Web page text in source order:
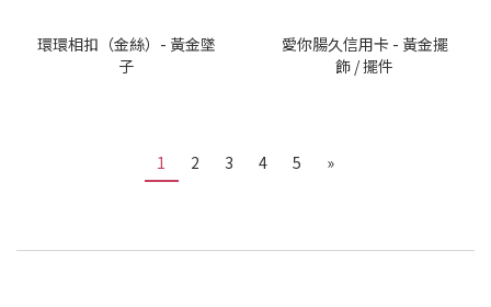
環環相扣（金絲）- 黃金墜
子
愛你腸久信用卡 - 黃金擺
飾 / 擺件
1 2 3 4 5 »